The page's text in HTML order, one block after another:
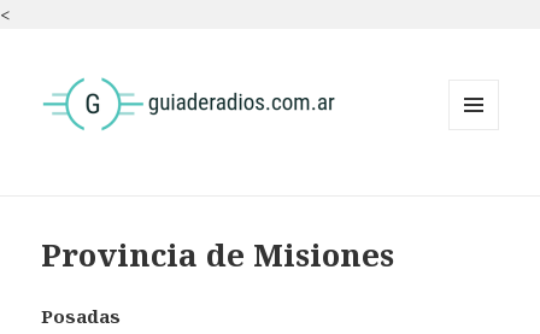
<
Provincia de Misiones
Posadas